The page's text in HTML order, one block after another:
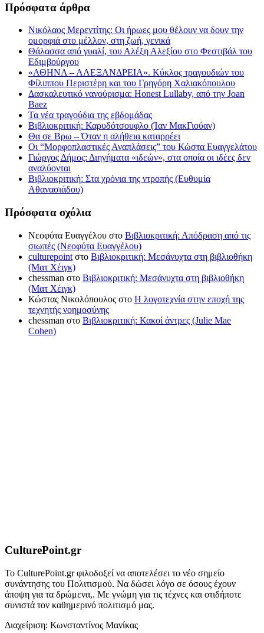
Πρόσφατα άρθρα
Νικόλαος Μερεντίτης: Οι ήρωες μου θέλουν να δουν την
ομορφιά στο μέλλον, στη ζωή, γενικά
Θάλασσα από γυαλί, του Αλέξη Αλεξίου στο Φεστιβάλ του
Εδιμβούργου
«ΑΘΗΝΑ – ΑΛΕΞΑΝΔΡΕΙΑ». Κύκλος τραγουδιών του
Φίλιππου Περιστέρη και του Γρηγόρη Χαλιακόπουλου
Δασκαλευτικό νανούρισμα: Honest Lullaby, από την Joan
Baez
Τα νέα τραγούδια της εβδομάδας
Βιβλιοκριτική: Καρυδότσουφλο (Ίαν ΜακΓιούαν)
Θα σε Βρω – Όταν η αλήθεια καταρρέει
Οι “Μορφοπλαστικές Αναπλάσεις” του Κώστα Ευαγγελάτου
Γιώργος Δήμος: Διηγήματα «ιδεών», στα οποία οι ιδέες δεν
αναλύονται
Βιβλιοκριτική: Στα χρόνια της ντροπής (Ευθυμία
Αθανασιάδου)
Πρόσφατα σχόλια
Νεοφύτα Ευαγγέλου στο Βιβλιοκριτική: Απόδραση από τις
σιωπές (Νεοφύτα Ευαγγέλου)
culturepoint στο Βιβλιοκριτική: Μεσάνυχτα στη βιβλιοθήκη
(Ματ Χέιγκ)
chessman στο Βιβλιοκριτική: Μεσάνυχτα στη βιβλιοθήκη
(Ματ Χέιγκ)
Κώστας Νικολόπουλος στο Η λογοτεχνία στην εποχή της
τεχνητής νοημοσύνης
chessman στο Βιβλιοκριτική: Κακοί άντρες (Julie Mae
Cohen)
CulturePoint.gr
Το CulturePoint.gr φιλοδοξεί να αποτελέσει το νέο σημείο
συνάντησης του Πολιτισμού. Να δώσει λόγο σε όσους έχουν
άποψη για τα δρώμενα,. Με γνώμη για τις τέχνες και οτιδήποτε
συνιστά τον καθημερινό πολιτισμό μας.
Διαχείριση: Κωνσταντίνος Μανίκας